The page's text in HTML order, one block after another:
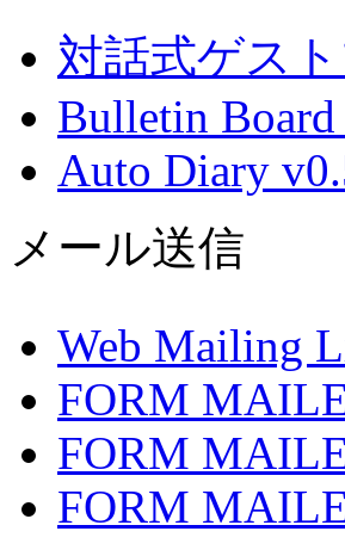
対話式ゲス
Bulletin Board
Auto Diary
メール送信
Web Mailing
FORM
FORM
FORM